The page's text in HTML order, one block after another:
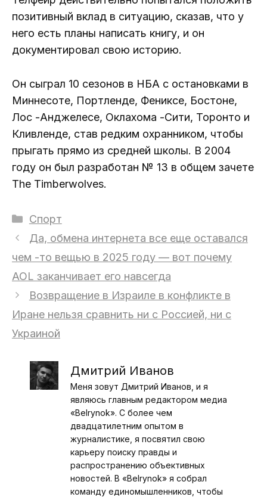
позитивный вклад в ситуацию, сказав, что у
него есть планы написать книгу, и он
документировал свою историю.
Он сыграл 10 сезонов в НБА с остановками в
Миннесоте, Портленде, Фениксе, Бостоне,
Лос -Анджелесе, Оклахома -Сити, Торонто и
Кливленде, став редким охранником, чтобы
прыгать прямо из средней школы. В 2004
году он был разработан № 13 в общем зачете
The Timberwolves.
Рубрики
Спорт
Да, обмена интернета все еще оставался
чем -то вещью в 2025 году — вот почему
AOL заканчивает его навсегда
Возвращение в Израиле в конфликте в
Иране нельзя сравнить ни с Россией, ни с
Украиной
Дмитрий Иванов
Меня зовут Дмитрий Иванов, и я
являюсь главным редактором медиа
«Belrynok». С более чем
двадцатилетним опытом в
журналистике, я посвятил свою
карьеру поиску правды и
распространению объективных
новостей. В «Belrynok» я собрал
команду единомышленников, чтобы